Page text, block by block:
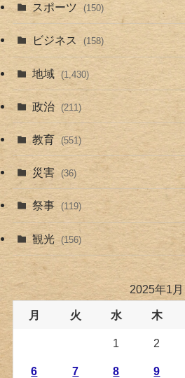
スポーツ (150)
ビジネス (158)
地域 (1,430)
政治 (211)
教育 (551)
災害 (36)
祭事 (119)
観光 (156)
2025年1月
月 火 水 木
1 2
6 7 8 9